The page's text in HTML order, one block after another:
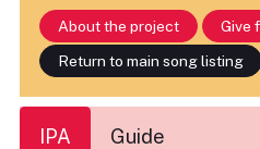
About the project
Give
Return to main song listing
IPA Guide